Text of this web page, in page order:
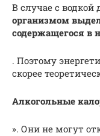
В случае с водкой
организмом
содержащегося в
. Поэтому
скорее
Алкогольные
». Они не могут